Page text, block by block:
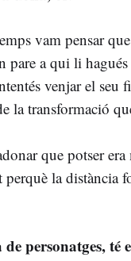
vam pensar
pare a qui li hagués
venjar el seu
la transformació
que potser era
perquè la distància
personatges, té